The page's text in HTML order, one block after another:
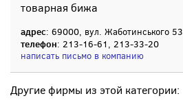
товарная бижа
адрес: 69000, вул. Жаботинського 53
телефон: 213-16-61, 213-33-20
написать письмо в компанию
Другие фирмы из этой категории: